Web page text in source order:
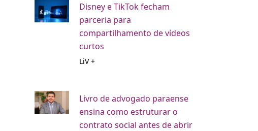
Disney e TikTok fecham
parceria para
compartilhamento de vídeos
curtos
LiV +
Livro de advogado paraense
ensina como estruturar o
contrato social antes de abrir